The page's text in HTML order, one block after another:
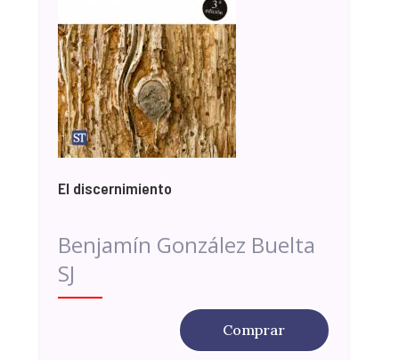
El discernimiento
Benjamín González Buelta
SJ
Comprar